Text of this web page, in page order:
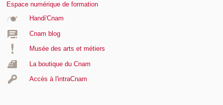
Espace numérique de formation
Handi'Cnam
Cnam blog
Musée des arts et métiers
La boutique du Cnam
Accès à l'intraCnam